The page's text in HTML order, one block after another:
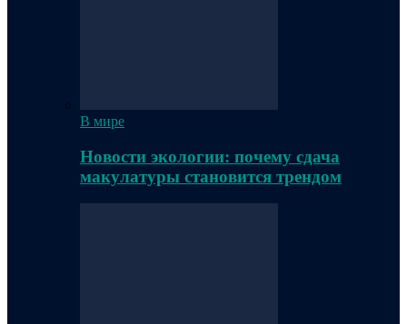
В мире
Новости экологии: почему сдача
макулатуры становится трендом